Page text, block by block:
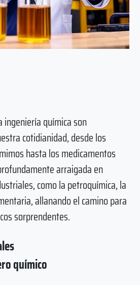
ingeniería química son
cotidianidad, desde los
hasta los medicamentos
arraigada en
como la petroquímica, la
allanando el camino para
sorprendentes.
químico